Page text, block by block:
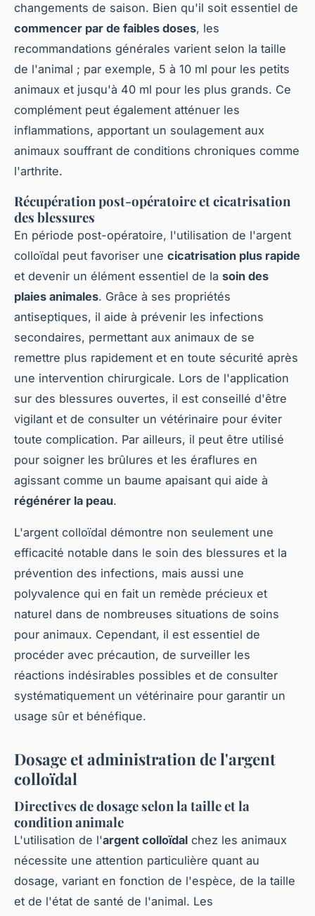
changements de saison. Bien qu'il soit essentiel de
commencer par de faibles doses, les
recommandations générales varient selon la taille
de l'animal ; par exemple, 5 à 10 ml pour les petits
animaux et jusqu'à 40 ml pour les plus grands. Ce
complément peut également atténuer les
inflammations, apportant un soulagement aux
animaux souffrant de conditions chroniques comme
l'arthrite.
Récupération post-opératoire et cicatrisation
des blessures
En période post-opératoire, l'utilisation de l'argent
colloïdal peut favoriser une cicatrisation plus rapide
et devenir un élément essentiel de la soin des
plaies animales. Grâce à ses propriétés
antiseptiques, il aide à prévenir les infections
secondaires, permettant aux animaux de se
remettre plus rapidement et en toute sécurité après
une intervention chirurgicale. Lors de l'application
sur des blessures ouvertes, il est conseillé d'être
vigilant et de consulter un vétérinaire pour éviter
toute complication. Par ailleurs, il peut être utilisé
pour soigner les brûlures et les éraflures en
agissant comme un baume apaisant qui aide à
régénérer la peau.
L'argent colloïdal démontre non seulement une
efficacité notable dans le soin des blessures et la
prévention des infections, mais aussi une
polyvalence qui en fait un remède précieux et
naturel dans de nombreuses situations de soins
pour animaux. Cependant, il est essentiel de
procéder avec précaution, de surveiller les
réactions indésirables possibles et de consulter
systématiquement un vétérinaire pour garantir un
usage sûr et bénéfique.
Dosage et administration de l'argent
colloïdal
Directives de dosage selon la taille et la
condition animale
L'utilisation de l'argent colloïdal chez les animaux
nécessite une attention particulière quant au
dosage, variant en fonction de l'espèce, de la taille
et de l'état de santé de l'animal. Les